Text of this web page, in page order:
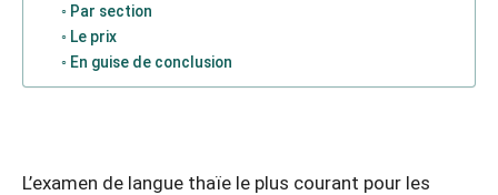
Par section
Le prix
En guise de conclusion
L’examen de langue thaïe le plus courant pour les